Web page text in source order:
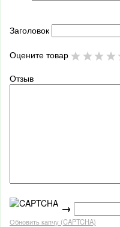
Заголовок
Оцените товар
Отзыв
→
Обновить капчу (CAPTCHA)